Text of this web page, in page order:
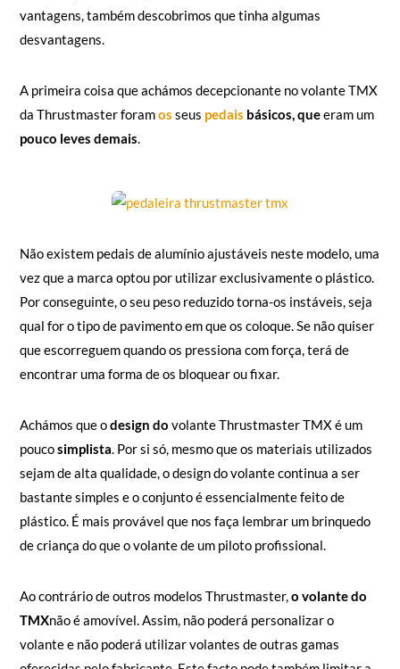
vantagens, também descobrimos que tinha algumas
desvantagens.
A primeira coisa que achámos decepcionante no volante TMX
da Thrustmaster foramos seus pedais básicos, queeram um
pouco leves demais.
Não existem pedais de alumínio ajustáveis neste modelo, uma
vez que a marca optou por utilizar exclusivamente o plástico.
Por conseguinte, o seu peso reduzido torna-os instáveis, seja
qual for o tipo de pavimento em que os coloque. Se não quiser
que escorreguem quando os pressiona com força, terá de
encontrar uma forma de os bloquear ou fixar.
Achámos que odesign do volante Thrustmaster TMX é um
poucosimplista. Por si só, mesmo que os materiais utilizados
sejam de alta qualidade, o design do volante continua a ser
bastante simples e o conjunto é essencialmente feito de
plástico. É mais provável que nos faça lembrar um brinquedo
de criança do que o volante de um piloto profissional.
Ao contrário de outros modelos Thrustmaster,o volante do
TMXnão é amovível. Assim, não poderá personalizar o
volante e não poderá utilizar volantes de outras gamas